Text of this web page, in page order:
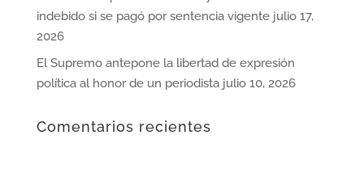
indebido si se pagó por sentencia vigente julio 17,
2026
El Supremo antepone la libertad de expresión
política al honor de un periodista julio 10, 2026
Comentarios recientes